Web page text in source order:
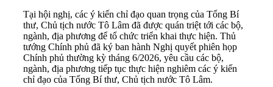
Tại hội nghị, các ý kiến chỉ đạo quan trọng của Tổng Bí
thư, Chủ tịch nước Tô Lâm đã được quán triệt tới các bộ,
ngành, địa phương để tổ chức triển khai thực hiện. Thủ
tướng Chính phủ đã ký ban hành Nghị quyết phiên họp
Chính phủ thường kỳ tháng 6/2026, yêu cầu các bộ,
ngành, địa phương tiếp tục thực hiện nghiêm các ý kiến
chỉ đạo của Tổng Bí thư, Chủ tịch nước Tô Lâm.